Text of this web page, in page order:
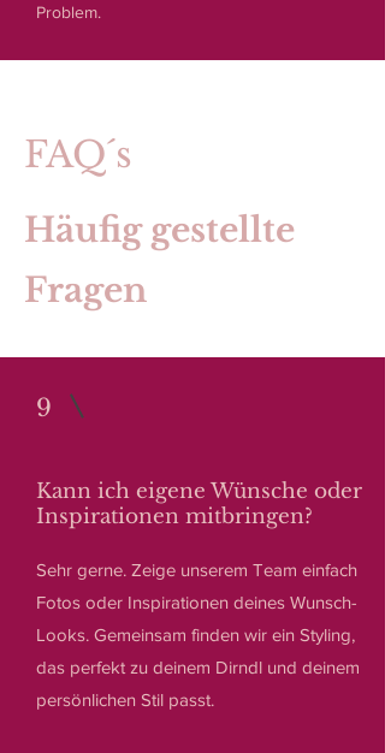
Problem.
FAQ´s
Häufig gestellte
Fragen
9
Kann ich eigene Wünsche oder
Inspirationen mitbringen?
Sehr gerne. Zeige unserem Team einfach
Fotos oder Inspirationen deines Wunsch-
Looks. Gemeinsam finden wir ein Styling,
das perfekt zu deinem Dirndl und deinem
persönlichen Stil passt.